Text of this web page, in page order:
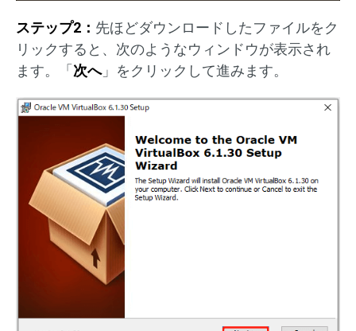
ステップ2： 先ほどダウンロードしたファイルをク
リックすると、次のようなウィンドウが表示され
ます。「 次へ」をクリックして進みます。